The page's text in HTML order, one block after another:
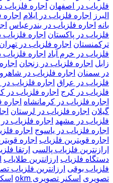
فلزیاب در اصفهان اجاره فلزیاب
البرز اجاره فلزیاب در ایلام اجاره
بانه اجاره فلزیاب در بندرعباس
فلزیاب در پاکستان اجاره فلزیاب
ترکمنستان اجاره فلزیاب در تهران
فلزیاب در خرم آباد اجاره
زابل اجاره فلزیاب در زنجان
در سمنان اجاره فلزیاب در
فلزیاب در عراق اجاره فلزیاب
فلزیاب در کرج اجاره فلزیاب در
اجاره فلزیاب در کرمانشاه
گیلان اجاره فلزیاب در لرستان
فلزیاب در مشهد اجاره فلزیاب
اجاره فلزیاب در یاسوج اجاره
اجاره قویترین فلزیاب اجاره
ارازنترین فلزیاب پالسی ارتقا
دستگاه فلزیاب ارزانترین طلایاب
فلزیاب بوقی ارزانترین فلزیاب
تصویری اسکنر تصویری okm